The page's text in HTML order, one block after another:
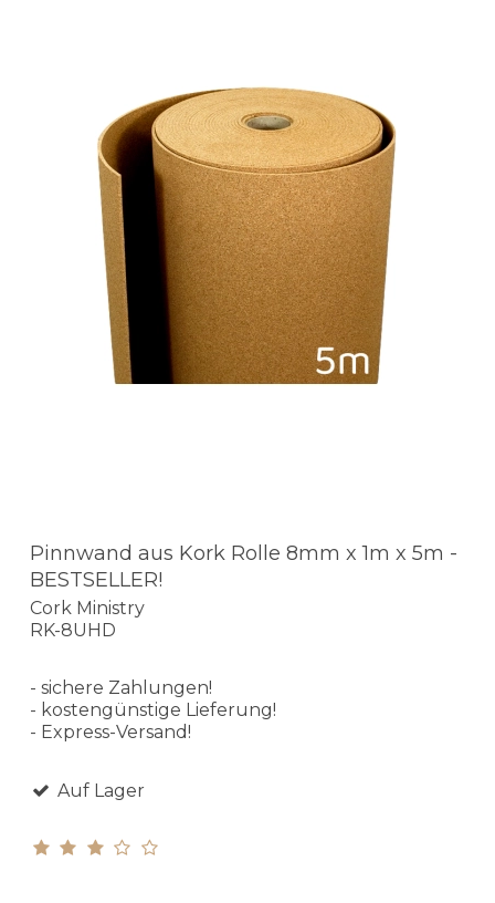
Pinnwand aus Kork Rolle 8mm x 1m x 5m -
BESTSELLER!
Cork Ministry
RK-8UHD
- sichere Zahlungen!
- kostengünstige Lieferung!
- Express-Versand!
Auf Lager